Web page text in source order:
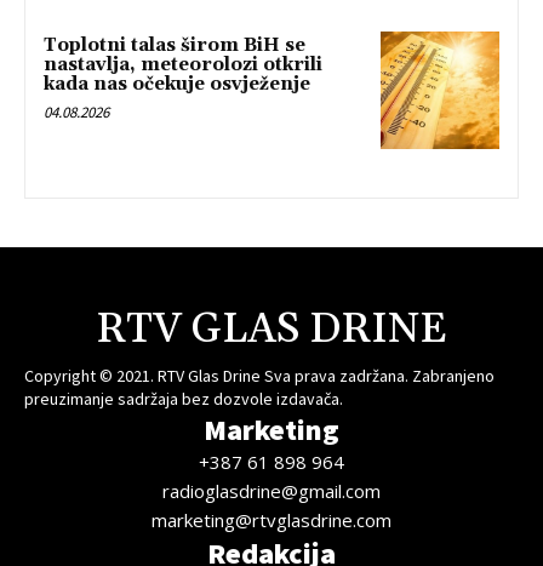
Toplotni talas širom BiH se
nastavlja, meteorolozi otkrili
kada nas očekuje osvježenje
04.08.2026
RTV GLAS DRINE
Copyright © 2021. RTV Glas Drine Sva prava zadržana. Zabranjeno
preuzimanje sadržaja bez dozvole izdavača.
Marketing
+387 61 898 964
radioglasdrine@gmail.com
marketing@rtvglasdrine.com
Redakcija